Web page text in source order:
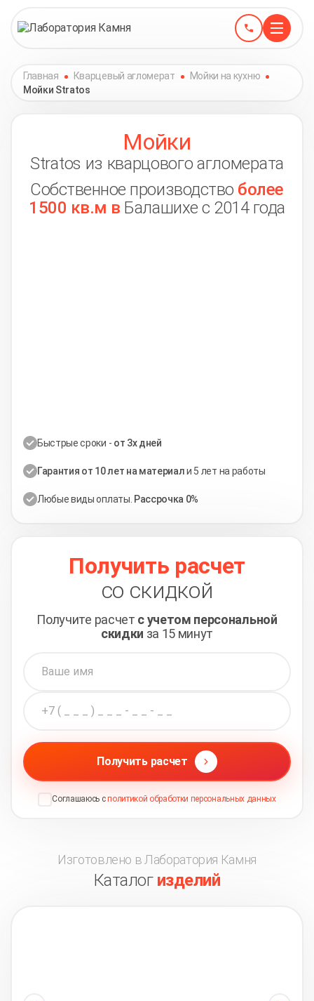
Главная Кварцевый агломерат
Мойки на кухню
Мойки Stratos
Мойки
Stratos из кварцового агломерата
Собственное производство более
1500 кв.м в Балашихе с 2014 года
Быстрые сроки - от 3х дней
Гарантия от 10 лет на материали 5 лет на работы
Любые виды оплаты. Рассрочка 0%
Получить расчет
со скидкой
Получите расчет с учетом персональной
скидки за 15 минут
Получить расчет
Соглашаюсь сполитикой обработки персональных данных
Изготовлено в Лаборатория Камня
Каталог изделий